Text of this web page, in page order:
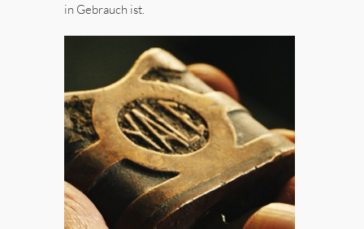
in Gebrauch ist.